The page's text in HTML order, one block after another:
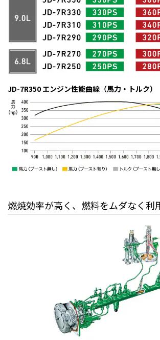
JD-7R350 エンジン性能曲線（馬力・トルク）
燃焼効率が高く、燃料をムダなく利